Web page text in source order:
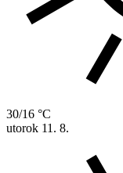
30/16 °C
utorok 11. 8.